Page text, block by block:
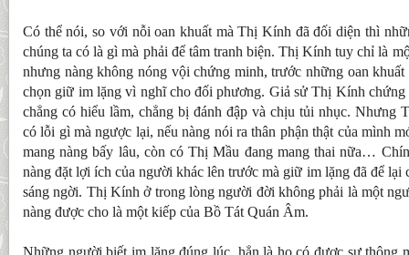
Có thể nói, so với nỗi oan khuất mà Thị Kính đã đối diện thì
chúng ta có là gì mà phải để tâm tranh biện. Thị Kính tuy chỉ là
nhưng nàng không nóng vội chứng minh, trước những oan khuất
chọn giữ im lặng vì nghĩ cho đối phương. Giả sử Thị Kính
chẳng có hiểu lầm, chẳng bị đánh đập và chịu tủi nhục. Nhưng
có lỗi gì mà ngược lại, nếu nàng nói ra thân phận thật của mình
mang nàng bấy lâu, còn có Thị Mầu đang mang thai nữa…
nàng đặt lợi ích của người khác lên trước mà giữ im lặng đã để lại
sáng ngời. Thị Kính ở trong lòng người đời không phải là một
nàng được cho là một kiếp của Bồ Tát Quán Âm.
Những người biết im lặng đúng lúc, hẳn là họ có được sự thông